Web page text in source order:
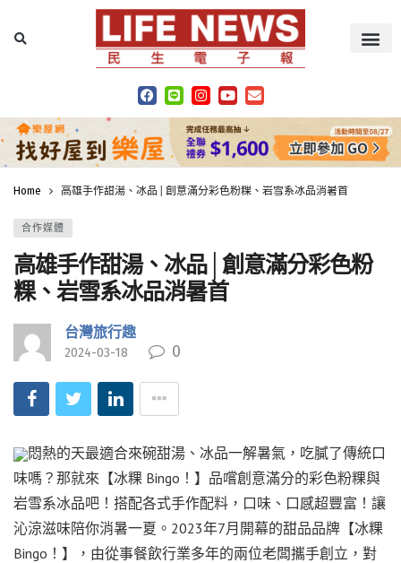
Home 高雄手作甜湯、冰品│創意滿分彩色粉粿、岩雪系冰品消暑首
合作媒體
高雄手作甜湯、冰品│創意滿分彩色粉
粿、岩雪系冰品消暑首
台灣旅行趣
2024-03-18 0
悶熱的天最適合來碗甜湯、冰品一解暑氣，吃膩了傳統口
味嗎？那就來【冰粿 Bingo！】品嚐創意滿分的彩色粉粿與
岩雪系冰品吧！搭配各式手作配料，口味、口感超豐富！讓
沁涼滋味陪你消暑一夏。2023年7月開幕的甜品品牌【冰粿
Bingo！】，由從事餐飲行業多年的兩位老闆攜手創立，對